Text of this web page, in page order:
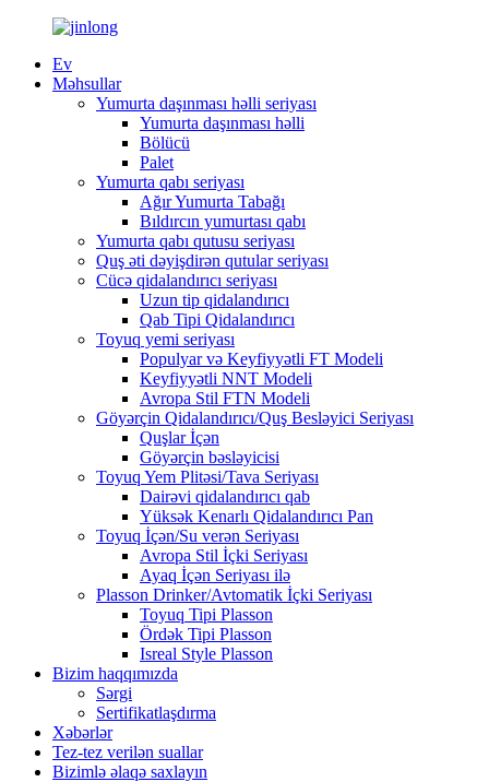
Ev
Məhsullar
Yumurta daşınması həlli seriyası
Yumurta daşınması həlli
Bölücü
Palet
Yumurta qabı seriyası
Ağır Yumurta Tabağı
Bıldırcın yumurtası qabı
Yumurta qabı qutusu seriyası
Quş əti dəyişdirən qutular seriyası
Cücə qidalandırıcı seriyası
Uzun tip qidalandırıcı
Qab Tipi Qidalandırıcı
Toyuq yemi seriyası
Populyar və Keyfiyyətli FT Modeli
Keyfiyyətli NNT Modeli
Avropa Stil FTN Modeli
Göyərçin Qidalandırıcı/Quş Besləyici Seriyası
Quşlar İçən
Göyərçin bəsləyicisi
Toyuq Yem Plitəsi/Tava Seriyası
Dairəvi qidalandırıcı qab
Yüksək Kenarlı Qidalandırıcı Pan
Toyuq İçən/Su verən Seriyası
Avropa Stil İçki Seriyası
Ayaq İçən Seriyası ilə
Plasson Drinker/Avtomatik İçki Seriyası
Toyuq Tipi Plasson
Ördək Tipi Plasson
Isreal Style Plasson
Bizim haqqımızda
Sərgi
Sertifikatlaşdırma
Xəbərlər
Tez-tez verilən suallar
Bizimlə əlaqə saxlayın